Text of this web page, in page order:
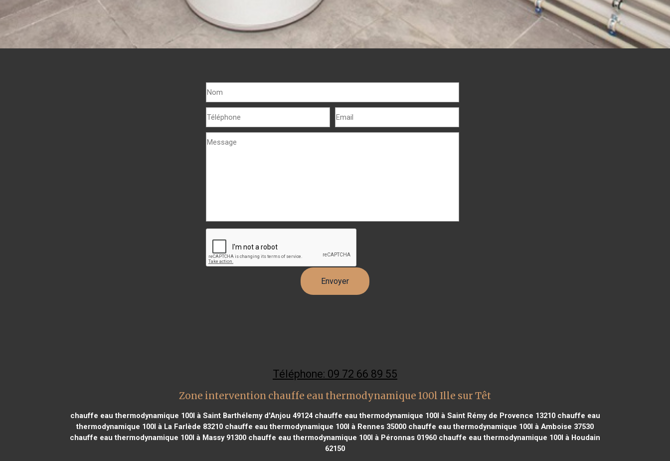
Téléphone: 09 72 66 89 55
Zone intervention chauffe eau thermodynamique 100l Ille sur Têt
chauffe eau thermodynamique 100l à Saint Barthélemy d'Anjou 49124chauffe eau thermodynamique 100l à Saint Rémy de Provence 13210chauffe eau
thermodynamique 100l à La Farlède 83210 chauffe eau thermodynamique 100l à Rennes 35000 chauffe eau thermodynamique 100l à Amboise 37530
chauffe eau thermodynamique 100l à Massy 91300 chauffe eau thermodynamique 100l à Péronnas 01960 chauffe eau thermodynamique 100l à Houdain
62150